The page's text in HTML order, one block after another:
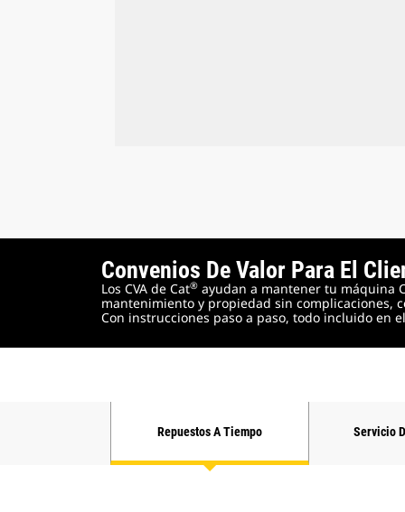
Convenios De Valor Para El
Los CVA de Cat® ayudan a mantener tu máquina
mantenimiento y propiedad sin complicaciones,
Con instrucciones paso a paso, todo incluido en
Repuestos A Tiempo Servicio